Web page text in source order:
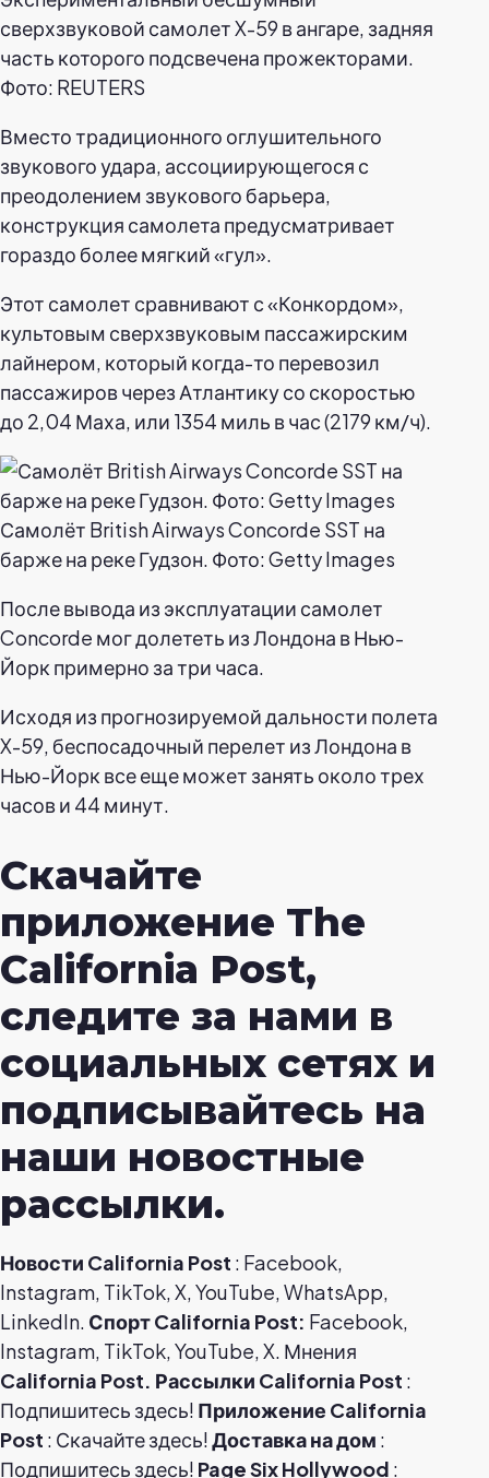
сверхзвуковой самолет X-59 в ангаре, задняя
часть которого подсвечена прожекторами.
Фото: REUTERS
Вместо традиционного оглушительного
звукового удара, ассоциирующегося с
преодолением звукового барьера,
конструкция самолета предусматривает
гораздо более мягкий «гул».
Этот самолет сравнивают с «Конкордом»,
культовым сверхзвуковым пассажирским
лайнером, который когда-то перевозил
пассажиров через Атлантику со скоростью
до 2,04 Маха, или 1354 миль в час (2179 км/ч).
Самолёт British Airways Concorde SST на
барже на реке Гудзон. Фото: Getty Images
После вывода из эксплуатации самолет
Concorde мог долететь из Лондона в Нью-
Йорк примерно за три часа.
Исходя из прогнозируемой дальности полета
X-59, беспосадочный перелет из Лондона в
Нью-Йорк все еще может занять около трех
часов и 44 минут.
Скачайте
приложение The
California Post,
следите за нами в
социальных сетях и
подписывайтесь на
наши новостные
рассылки.
Новости California Post : Facebook,
Instagram, TikTok, X, YouTube, WhatsApp,
LinkedIn. Спорт California Post: Facebook,
Instagram, TikTok, YouTube, X. Мнения
California Post. Рассылки California Post :
Подпишитесь здесь! Приложение California
Post : Скачайте здесь!Доставка на дом :
Подпишитесь здесь! Page Six Hollywood :